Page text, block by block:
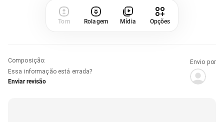
Tom Rolagem Mídia Opções
Composição:
Essa informação está errada?
Enviar revisão
Envio por